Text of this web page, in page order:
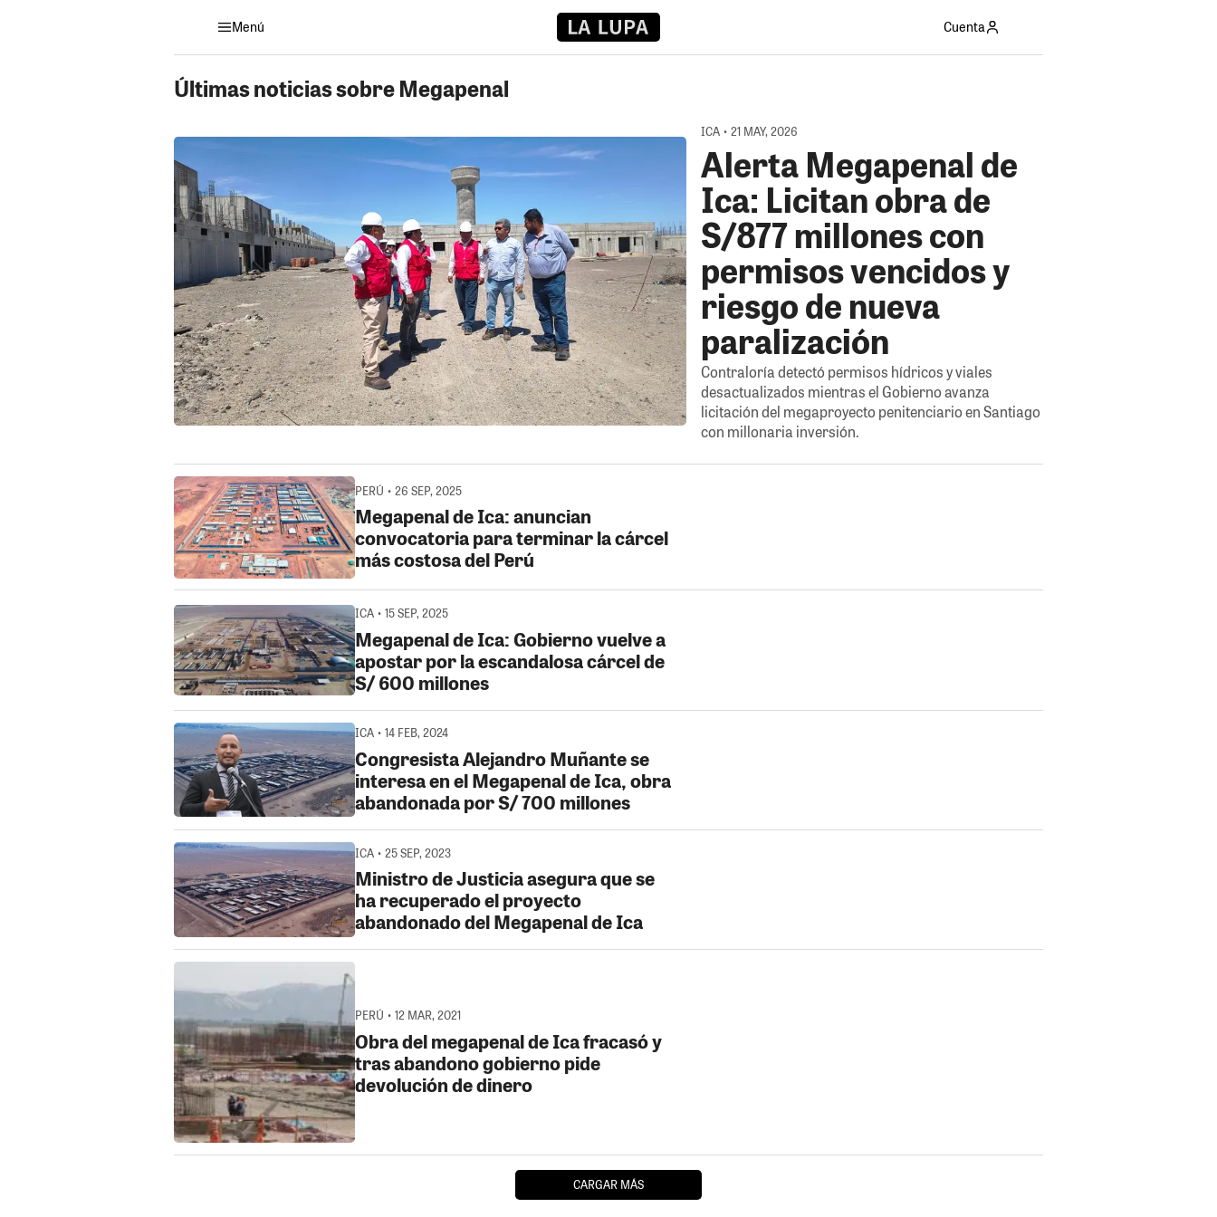
Menú Cuenta
Últimas noticias sobre Megapenal
ICA • 21 MAY, 2026
Alerta Megapenal de
Ica: Licitan obra de
S/877 millones con
permisos vencidos y
riesgo de nueva
paralización
Contraloría detectó permisos hídricos y viales
desactualizados mientras el Gobierno avanza
licitación del megaproyecto penitenciario en Santiago
con millonaria inversión.
PERÚ • 26 SEP, 2025
Megapenal de Ica: anuncian
convocatoria para terminar la cárcel
más costosa del Perú
ICA • 15 SEP, 2025
Megapenal de Ica: Gobierno vuelve a
apostar por la escandalosa cárcel de
S/ 600 millones
ICA • 14 FEB, 2024
Congresista Alejandro Muñante se
interesa en el Megapenal de Ica, obra
abandonada por S/ 700 millones
ICA • 25 SEP, 2023
Ministro de Justicia asegura que se
ha recuperado el proyecto
abandonado del Megapenal de Ica
PERÚ • 12 MAR, 2021
Obra del megapenal de Ica fracasó y
tras abandono gobierno pide
devolución de dinero
CARGAR MÁS